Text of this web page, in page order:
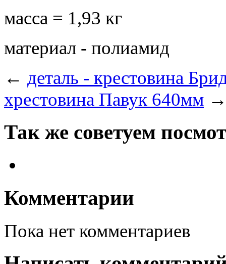
масса = 1,93 кг
материал - полиамид
← деталь - крестовина
хрестовина Павук 640мм
Так же советуем
Комментарии
Пока нет комментариев